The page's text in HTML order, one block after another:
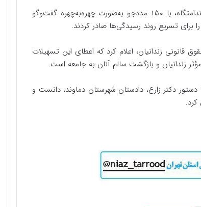
همچنین دادیار ناظر زندان به همراه بازپرس قربانی و مسئولان ندامتگاه، با ۱۵۰ مددجو به‌صورت چهره‌به‌چهره گفت‌وگو
تسریع روند رسیدگی‌ها صادر کردند.
قانونی زندانیان، اعلام کرد که اعطای این تسهیلات
زندانیان و بازگشت سالم آنان به جامعه است.
دکتر زارع، دادستان شهرستان دماوند، دانست و